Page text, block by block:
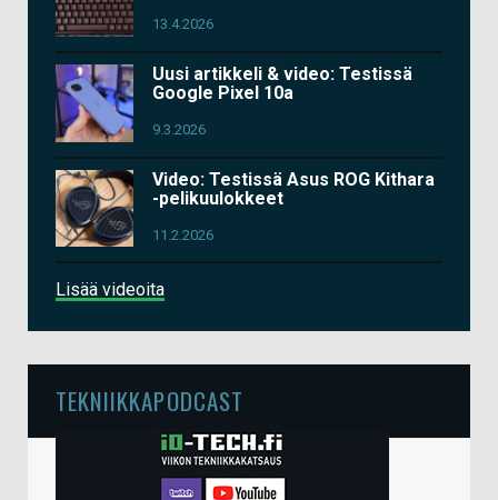
13.4.2026
Uusi artikkeli & video: Testissä
Google Pixel 10a
9.3.2026
Video: Testissä Asus ROG Kithara
-pelikuulokkeet
11.2.2026
Lisää videoita
TEKNIIKKAPODCAST